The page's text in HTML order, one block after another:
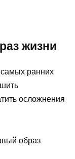
жизни
ранних
осложнения
образ